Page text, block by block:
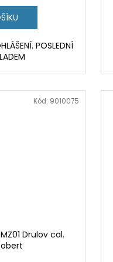
POSLEDNÍ
Drulov cal.
Kód: 9010075